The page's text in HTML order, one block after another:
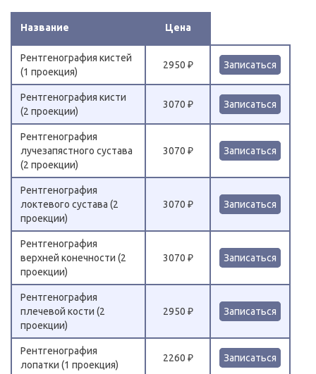
Название Цена
Рентгенография кистей
(1 проекция)
2950 ₽ Записаться
Рентгенография кисти
(2 проекции)
3070 ₽ Записаться
Рентгенография
лучезапястного сустава
(2 проекции)
3070 ₽ Записаться
Рентгенография
локтевого сустава (2
проекции)
3070 ₽ Записаться
Рентгенография
верхней конечности (2
проекции)
3070 ₽ Записаться
Рентгенография
плечевой кости (2
проекции)
2950 ₽ Записаться
Рентгенография
лопатки (1 проекция)
2260 ₽ Записаться